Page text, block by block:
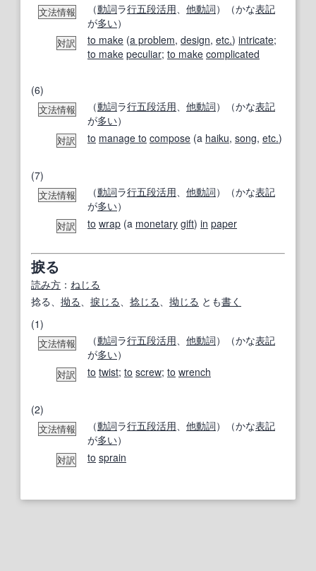
文法情報 （動詞ラ行五段活用 他動詞）（かな表記
が多い）
対訳 to make (a problem, design, etc.) intricate;
to make peculiar; to make complicated
(6)
文法情報 （動詞ラ行五段活用 他動詞）（かな表記
が多い）
対訳 to manage to compose (a haiku, song, etc.)
(7)
文法情報 （動詞ラ行五段活用 他動詞）（かな表記
が多い）
対訳 to wrap (a monetary gift) in paper
捩る
読み方 ： ねじる
捻る、 拗る 捩じる 捻じる 拗じる とも書く
(1)
文法情報 （動詞ラ行五段活用 他動詞）（かな表記
が多い）
対訳 to twist; to screw; to wrench
(2)
文法情報 （動詞ラ行五段活用 他動詞）（かな表記
が多い）
対訳 to sprain